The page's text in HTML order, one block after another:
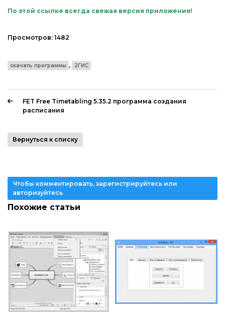
По этой ссылке всегда свежая версия приложения!
Просмотров: 1482
скачать программы , 2ГИС
FET Free Timetabling 5.35.2 программа создания
расписания
Вернуться к списку
Чтобы комментировать, зарегистрируйтесь или
авторизуйтесь
Похожие статьи